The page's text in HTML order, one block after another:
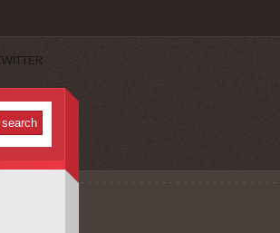
TWITTER